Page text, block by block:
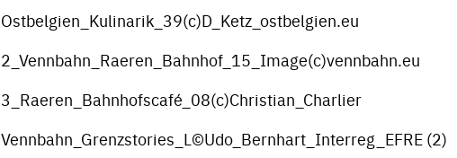
Ostbelgien_Kulinarik_39(c)D_Ketz_ostbelgien.eu
2_Vennbahn_Raeren_Bahnhof_15_Image(c)vennbahn.eu
3_Raeren_Bahnhofscafé_08(c)Christian_Charlier
Vennbahn_Grenzstories_L©Udo_Bernhart_Interreg_EFRE (2)